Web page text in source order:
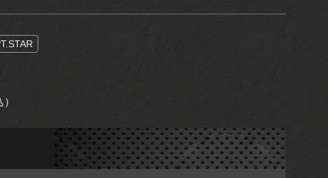
ル
サスペンション